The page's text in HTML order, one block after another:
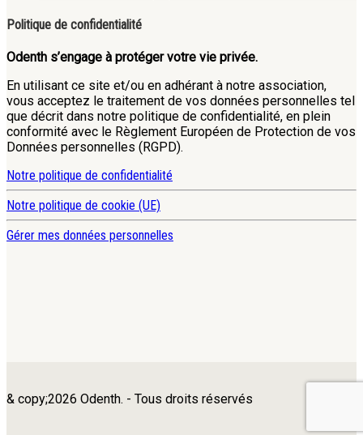
Politique de confidentialité
Odenth s’engage à protéger votre vie privée.
En utilisant ce site et/ou en adhérant à notre association,
vous acceptez le traitement de vos données personnelles tel
que décrit dans notre politique de confidentialité, en plein
conformité avec le Règlement Européen de Protection de vos
Données personnelles (RGPD).
Notre politique de confidentialité
Notre politique de cookie (UE)
Gérer mes données personnelles
& copy;2026 Odenth. - Tous droits réservés